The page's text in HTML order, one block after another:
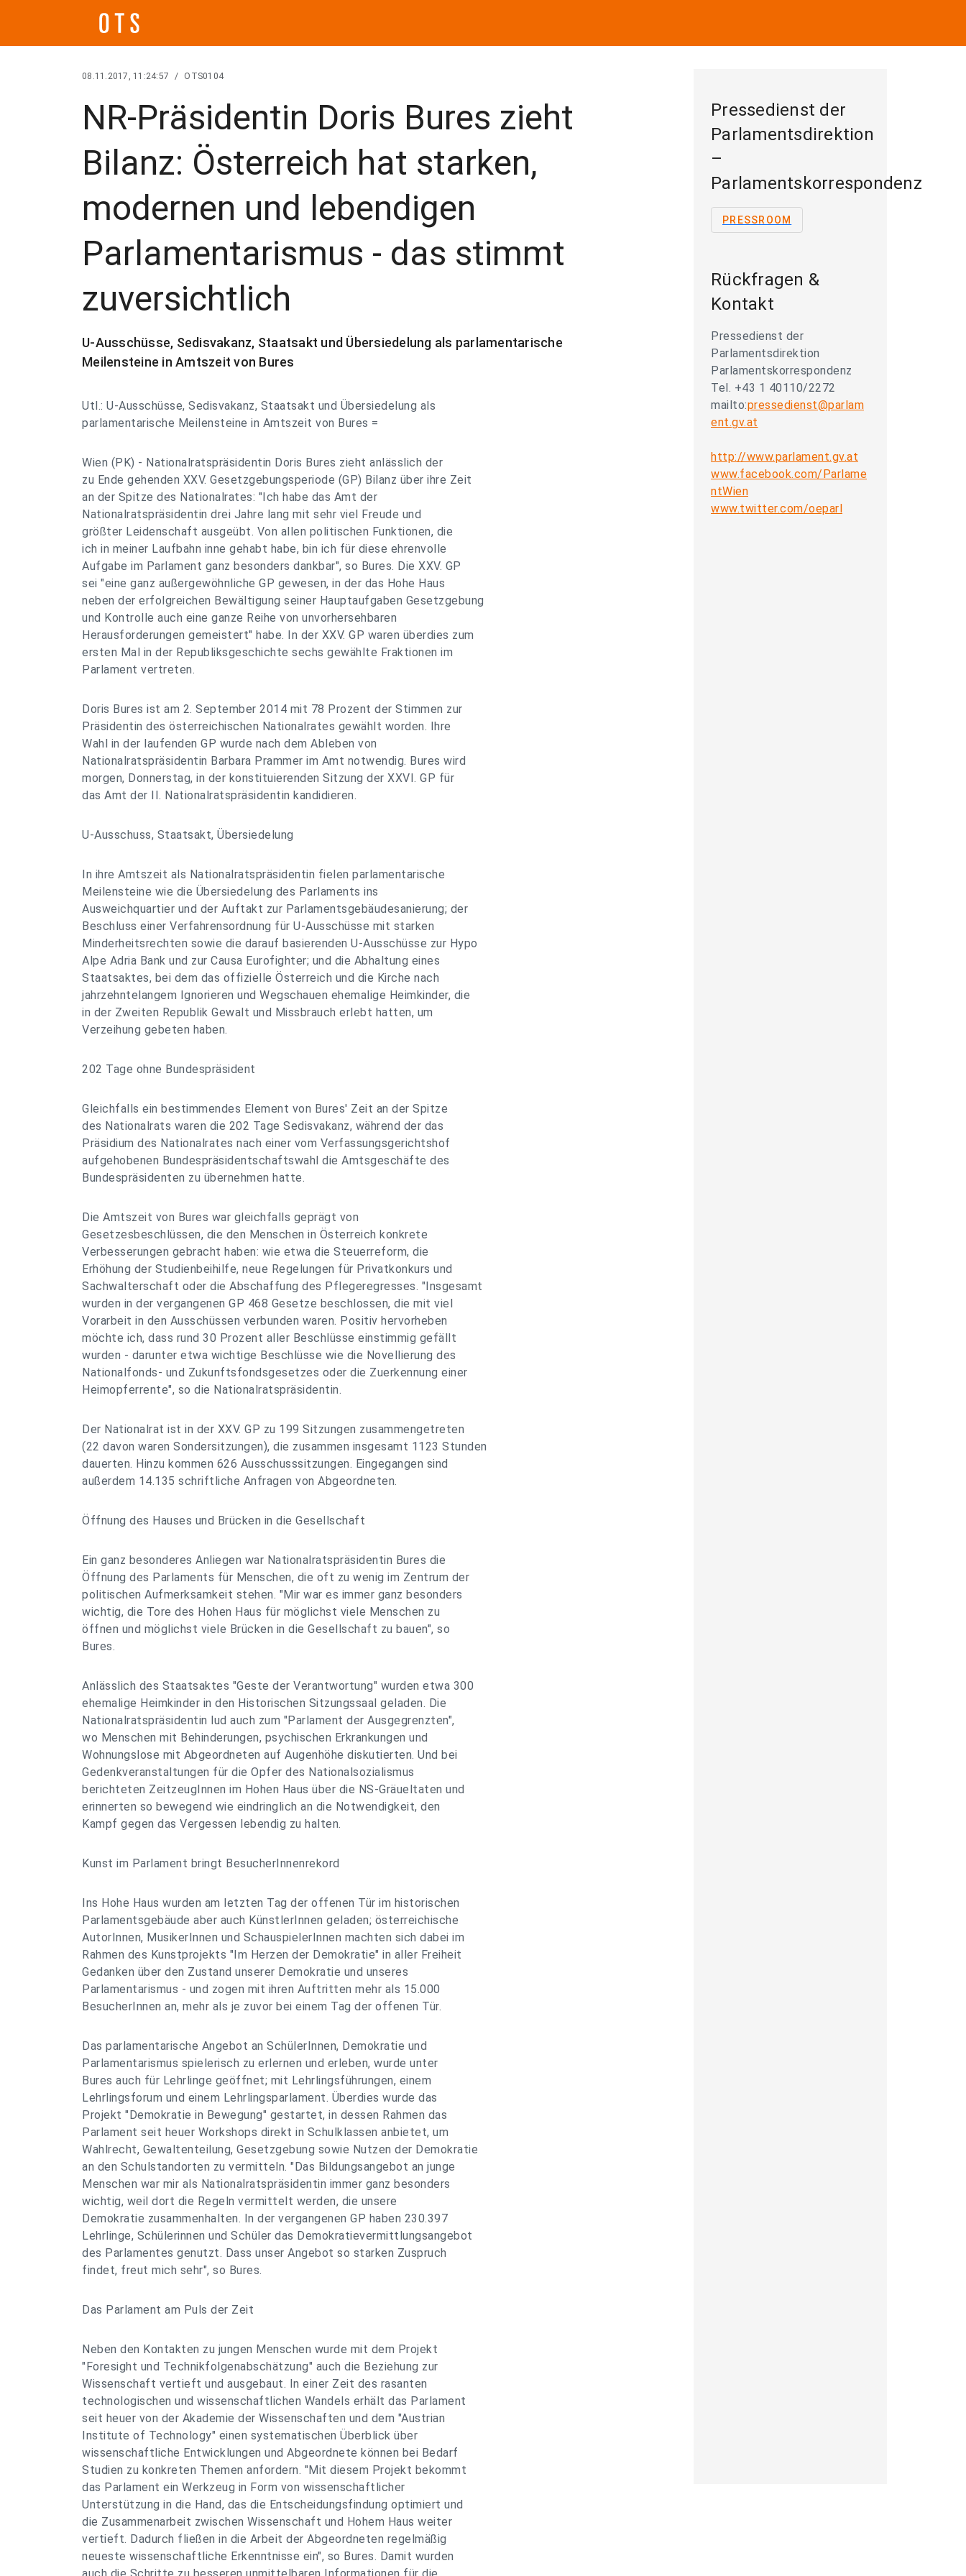
08.11.2017, 11:24:57 / OTS0104
NR-Präsidentin Doris Bures zieht
Bilanz: Österreich hat starken,
modernen und lebendigen
Parlamentarismus - das stimmt
zuversichtlich
U-Ausschüsse, Sedisvakanz, Staatsakt und Übersiedelung als parlamentarische
Meilensteine in Amtszeit von Bures
Utl.: U-Ausschüsse, Sedisvakanz, Staatsakt und Übersiedelung als
parlamentarische Meilensteine in Amtszeit von Bures =
Wien (PK) - Nationalratspräsidentin Doris Bures zieht anlässlich der
zu Ende gehenden XXV. Gesetzgebungsperiode (GP) Bilanz über ihre Zeit
an der Spitze des Nationalrates: "Ich habe das Amt der
Nationalratspräsidentin drei Jahre lang mit sehr viel Freude und
größter Leidenschaft ausgeübt. Von allen politischen Funktionen, die
ich in meiner Laufbahn inne gehabt habe, bin ich für diese ehrenvolle
Aufgabe im Parlament ganz besonders dankbar", so Bures. Die XXV. GP
sei "eine ganz außergewöhnliche GP gewesen, in der das Hohe Haus
neben der erfolgreichen Bewältigung seiner Hauptaufgaben Gesetzgebung
und Kontrolle auch eine ganze Reihe von unvorhersehbaren
Herausforderungen gemeistert" habe. In der XXV. GP waren überdies zum
ersten Mal in der Republiksgeschichte sechs gewählte Fraktionen im
Parlament vertreten.
Doris Bures ist am 2. September 2014 mit 78 Prozent der Stimmen zur
Präsidentin des österreichischen Nationalrates gewählt worden. Ihre
Wahl in der laufenden GP wurde nach dem Ableben von
Nationalratspräsidentin Barbara Prammer im Amt notwendig. Bures wird
morgen, Donnerstag, in der konstituierenden Sitzung der XXVI. GP für
das Amt der II. Nationalratspräsidentin kandidieren.
U-Ausschuss, Staatsakt, Übersiedelung
In ihre Amtszeit als Nationalratspräsidentin fielen parlamentarische
Meilensteine wie die Übersiedelung des Parlaments ins
Ausweichquartier und der Auftakt zur Parlamentsgebäudesanierung; der
Beschluss einer Verfahrensordnung für U-Ausschüsse mit starken
Minderheitsrechten sowie die darauf basierenden U-Ausschüsse zur Hypo
Alpe Adria Bank und zur Causa Eurofighter; und die Abhaltung eines
Staatsaktes, bei dem das offizielle Österreich und die Kirche nach
jahrzehntelangem Ignorieren und Wegschauen ehemalige Heimkinder, die
in der Zweiten Republik Gewalt und Missbrauch erlebt hatten, um
Verzeihung gebeten haben.
202 Tage ohne Bundespräsident
Gleichfalls ein bestimmendes Element von Bures' Zeit an der Spitze
des Nationalrats waren die 202 Tage Sedisvakanz, während der das
Präsidium des Nationalrates nach einer vom Verfassungsgerichtshof
aufgehobenen Bundespräsidentschaftswahl die Amtsgeschäfte des
Bundespräsidenten zu übernehmen hatte.
Die Amtszeit von Bures war gleichfalls geprägt von
Gesetzesbeschlüssen, die den Menschen in Österreich konkrete
Verbesserungen gebracht haben: wie etwa die Steuerreform, die
Erhöhung der Studienbeihilfe, neue Regelungen für Privatkonkurs und
Sachwalterschaft oder die Abschaffung des Pflegeregresses. "Insgesamt
wurden in der vergangenen GP 468 Gesetze beschlossen, die mit viel
Vorarbeit in den Ausschüssen verbunden waren. Positiv hervorheben
möchte ich, dass rund 30 Prozent aller Beschlüsse einstimmig gefällt
wurden - darunter etwa wichtige Beschlüsse wie die Novellierung des
Nationalfonds- und Zukunftsfondsgesetzes oder die Zuerkennung einer
Heimopferrente", so die Nationalratspräsidentin.
Der Nationalrat ist in der XXV. GP zu 199 Sitzungen zusammengetreten
(22 davon waren Sondersitzungen), die zusammen insgesamt 1123 Stunden
dauerten. Hinzu kommen 626 Ausschusssitzungen. Eingegangen sind
außerdem 14.135 schriftliche Anfragen von Abgeordneten.
Öffnung des Hauses und Brücken in die Gesellschaft
Ein ganz besonderes Anliegen war Nationalratspräsidentin Bures die
Öffnung des Parlaments für Menschen, die oft zu wenig im Zentrum der
politischen Aufmerksamkeit stehen. "Mir war es immer ganz besonders
wichtig, die Tore des Hohen Haus für möglichst viele Menschen zu
öffnen und möglichst viele Brücken in die Gesellschaft zu bauen", so
Bures.
Anlässlich des Staatsaktes "Geste der Verantwortung" wurden etwa 300
ehemalige Heimkinder in den Historischen Sitzungssaal geladen. Die
Nationalratspräsidentin lud auch zum "Parlament der Ausgegrenzten",
wo Menschen mit Behinderungen, psychischen Erkrankungen und
Wohnungslose mit Abgeordneten auf Augenhöhe diskutierten. Und bei
Gedenkveranstaltungen für die Opfer des Nationalsozialismus
berichteten ZeitzeugInnen im Hohen Haus über die NS-Gräueltaten und
erinnerten so bewegend wie eindringlich an die Notwendigkeit, den
Kampf gegen das Vergessen lebendig zu halten.
Kunst im Parlament bringt BesucherInnenrekord
Ins Hohe Haus wurden am letzten Tag der offenen Tür im historischen
Parlamentsgebäude aber auch KünstlerInnen geladen; österreichische
AutorInnen, MusikerInnen und SchauspielerInnen machten sich dabei im
Rahmen des Kunstprojekts "Im Herzen der Demokratie" in aller Freiheit
Gedanken über den Zustand unserer Demokratie und unseres
Parlamentarismus - und zogen mit ihren Auftritten mehr als 15.000
BesucherInnen an, mehr als je zuvor bei einem Tag der offenen Tür.
Das parlamentarische Angebot an SchülerInnen, Demokratie und
Parlamentarismus spielerisch zu erlernen und erleben, wurde unter
Bures auch für Lehrlinge geöffnet; mit Lehrlingsführungen, einem
Lehrlingsforum und einem Lehrlingsparlament. Überdies wurde das
Projekt "Demokratie in Bewegung" gestartet, in dessen Rahmen das
Parlament seit heuer Workshops direkt in Schulklassen anbietet, um
Wahlrecht, Gewaltenteilung, Gesetzgebung sowie Nutzen der Demokratie
an den Schulstandorten zu vermitteln. "Das Bildungsangebot an junge
Menschen war mir als Nationalratspräsidentin immer ganz besonders
wichtig, weil dort die Regeln vermittelt werden, die unsere
Demokratie zusammenhalten. In der vergangenen GP haben 230.397
Lehrlinge, Schülerinnen und Schüler das Demokratievermittlungsangebot
des Parlamentes genutzt. Dass unser Angebot so starken Zuspruch
findet, freut mich sehr", so Bures.
Das Parlament am Puls der Zeit
Neben den Kontakten zu jungen Menschen wurde mit dem Projekt
"Foresight und Technikfolgenabschätzung" auch die Beziehung zur
Wissenschaft vertieft und ausgebaut. In einer Zeit des rasanten
technologischen und wissenschaftlichen Wandels erhält das Parlament
seit heuer von der Akademie der Wissenschaften und dem "Austrian
Institute of Technology" einen systematischen Überblick über
wissenschaftliche Entwicklungen und Abgeordnete können bei Bedarf
Studien zu konkreten Themen anfordern. "Mit diesem Projekt bekommt
das Parlament ein Werkzeug in Form von wissenschaftlicher
Unterstützung in die Hand, das die Entscheidungsfindung optimiert und
die Zusammenarbeit zwischen Wissenschaft und Hohem Haus weiter
vertieft. Dadurch fließen in die Arbeit der Abgeordneten regelmäßig
neueste wissenschaftliche Erkenntnisse ein", so Bures. Damit wurden
Pressedienst der
Parlamentsdirektion
–
Parlamentskorrespondenz
PRESSROOM
Rückfragen &
Kontakt
Pressedienst der
Parlamentsdirektion
Parlamentskorrespondenz
Tel. +43 1 40110/2272
mailto:pressedienst@parlam
ent.gv.at
http://www.parlament.gv.at
www.facebook.com/Parlame
ntWien
www.twitter.com/oeparl